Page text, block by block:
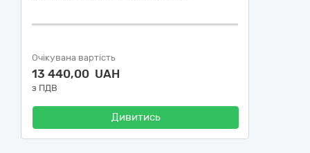
Очікувана вартість
13 440,00 UAH
з ПДВ
Дивитись